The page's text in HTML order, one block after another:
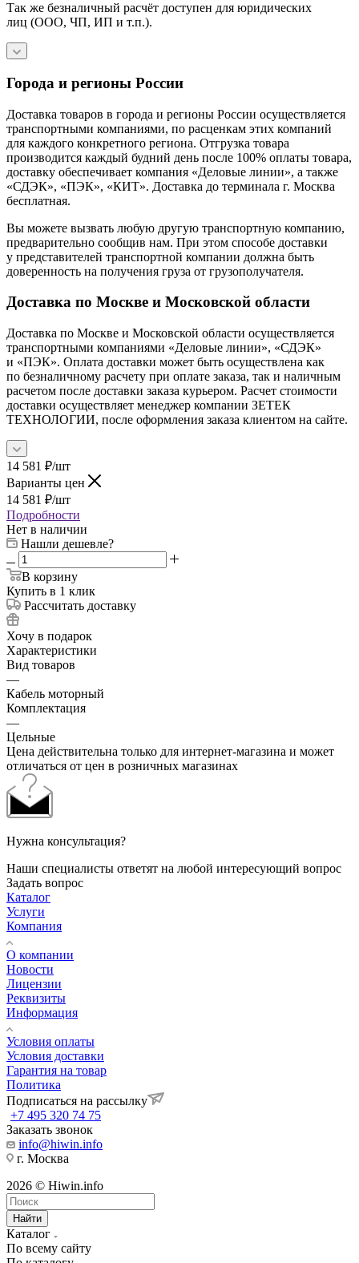
Так же безналичный расчёт доступен для юридических
лиц (ООО, ЧП, ИП и т.п.).
Города и регионы России
Доставка товаров в города и регионы России осуществляется
транспортными компаниями, по расценкам этих компаний
для каждого конкретного региона. Отгрузка товара
производится каждый будний день после 100% оплаты товара,
доставку обеспечивает компания «Деловые линии», а также
«СДЭК», «ПЭК», «КИТ». Доставка до терминала г. Москва
бесплатная.
Вы можете вызвать любую другую транспортную компанию,
предварительно сообщив нам. При этом способе доставки
у представителей транспортной компании должна быть
доверенность на получения груза от грузополучателя.
Доставка по Москве и Московской области
Доставка по Москве и Московской области осуществляется
транспортными компаниями «Деловые линии», «СДЭК»
и «ПЭК». Оплата доставки может быть осуществлена как
по безналичному расчету при оплате заказа, так и наличным
расчетом после доставки заказа курьером. Расчет стоимости
доставки осуществляет менеджер компании ЗЕТЕК
ТЕХНОЛОГИИ, после оформления заказа клиентом на сайте.
14 581 ₽/шт
Варианты цен
14 581 ₽/шт
Подробности
Нет в наличии
Нашли дешевле?
В корзину
Купить в 1 клик
Рассчитать доставку
Хочу в подарок
Характеристики
Вид товаров
—
Кабель моторный
Комплектация
—
Цельные
Цена действительна только для интернет-магазина и может
отличаться от цен в розничных магазинах
Нужна консультация?
Наши специалисты ответят на любой интересующий вопрос
Задать вопрос
Каталог
Услуги
Компания
О компании
Новости
Лицензии
Реквизиты
Информация
Условия оплаты
Условия доставки
Гарантия на товар
Политика
Подписаться на рассылку
+7 495 320 74 75
Заказать звонок
info@hiwin.info
г. Москва
2026 © Hiwin.info
Найти
Каталог
По всему сайту